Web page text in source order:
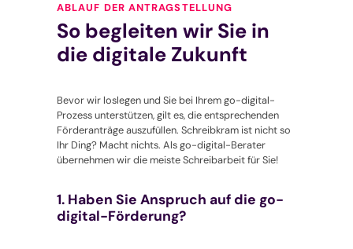
ABLAUF DER ANTRAGSTELLUNG
So begleiten wir Sie in
die digitale Zukunft
Bevor wir loslegen und Sie bei Ihremgo-digital-
Prozess unterstützen, gilt es, die entsprechenden
Förderanträge auszufüllen. Schreibkram ist nicht so
Ihr Ding? Macht nichts. Alsgo-digital-Berater
übernehmen wir die meiste Schreibarbeit für Sie!
1. Haben Sie Anspruch auf die go-
digital-Förderung?